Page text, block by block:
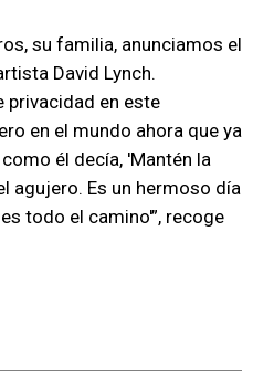
su familia, anunciamos el
David Lynch.
privacidad en este
en el mundo ahora que ya
él decía, 'Mantén la
agujero. Es un hermoso día
todo el camino'”, recoge